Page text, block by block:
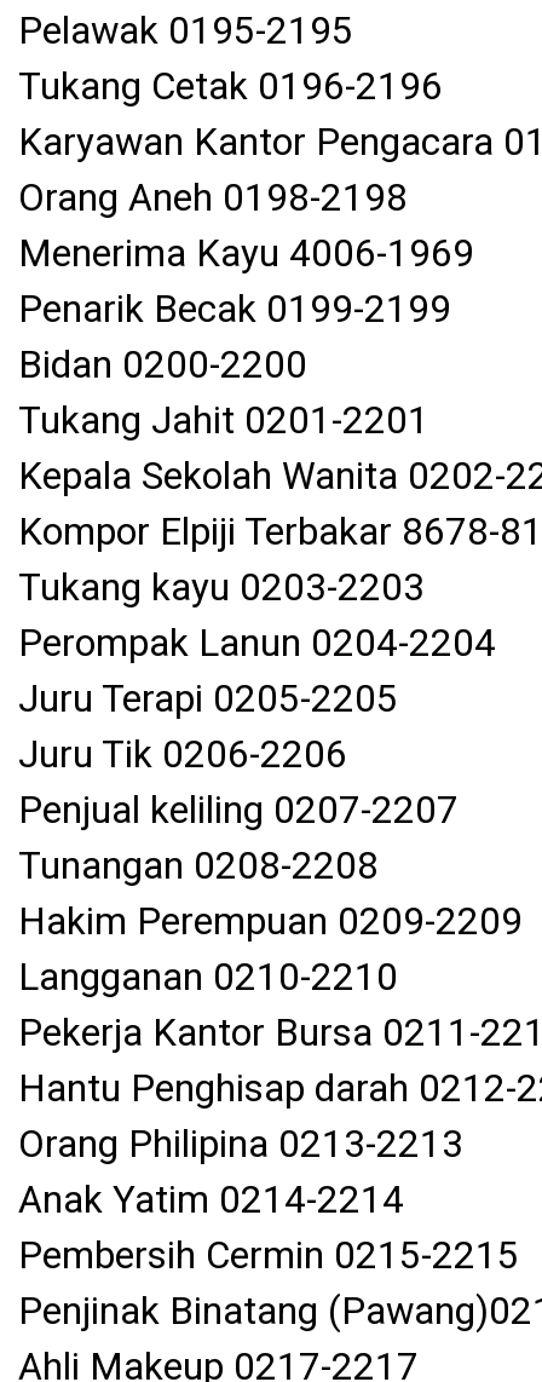
Pelawak 0195-2195
Tukang Cetak 0196-2196
Karyawan Kantor Pengacara
Orang Aneh 0198-2198
Menerima Kayu 4006-1969
Penarik Becak 0199-2199
Bidan 0200-2200
Tukang Jahit 0201-2201
Kepala Sekolah Wanita 0202-
Kompor Elpiji Terbakar 8678-
Tukang kayu 0203-2203
Perompak Lanun 0204-2204
Juru Terapi 0205-2205
Juru Tik 0206-2206
Penjual keliling 0207-2207
Tunangan 0208-2208
Hakim Perempuan 0209-2209
Langganan 0210-2210
Pekerja Kantor Bursa 0211-
Hantu Penghisap darah 0212-
Orang Philipina 0213-2213
Anak Yatim 0214-2214
Pembersih Cermin 0215-2215
Penjinak Binatang
Ahli Makeup 0217-2217